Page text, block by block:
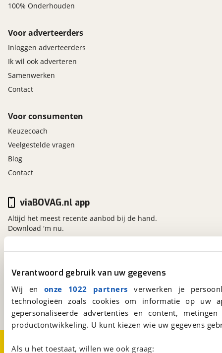
Verantwoord gebruik van uw gegevens
Wij en onze 1022 partners verwerken je
technologieën zoals cookies om informatie op
gepersonaliseerde advertenties en content,
productontwikkeling. U kunt kiezen wie uw gegevens
Als u het toestaat, willen we ook graag:
100% Onderhouden
Voor adverteerders
Inloggen adverteerders
Ik wil ook adverteren
Samenwerken
Contact
Voor consumenten
Keuzecoach
Veelgestelde vragen
Blog
Contact
viaBOVAG.nl
Kosterijland
3981 AJ
Bunnik
Een initiatief van
BOVAG
viaBOVAG.nl app
Altijd het meest recente aanbod bij de hand.
Download 'm nu.
CookievoorkeurenVacatures